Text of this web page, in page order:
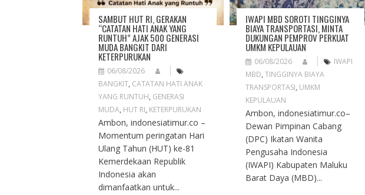
O
N
SAMBUT HUT RI, GERAKAN
“CATATAN HATI ANAK YANG
RUNTUH” AJAK 500 GENERASI
MUDA BANGKIT DARI
KETERPURUKAN
06/08/2026
BANGKIT, CATATAN HATI ANAK
YANG RUNTUH, GENERASI
MUDA, HUT RI, KETERPURUKAN
Ambon, indonesiatimur.co –
Momentum peringatan Hari
Ulang Tahun (HUT) ke-81
Kemerdekaan Republik
Indonesia akan
dimanfaatkan untuk...
IWAPI MBD SOROTI TINGGINYA
BIAYA TRANSPORTASI, MINTA
DUKUNGAN PEMPROV PERKUAT
UMKM KEPULAUAN
06/08/2026
IWAPI
MBD,TINGGINYA BIAYA
TRANSPORTASI, UMKM
KEPULAUAN
Ambon, indonesiatimur.co–
Dewan Pimpinan Cabang
(DPC) Ikatan Wanita
Pengusaha Indonesia
(IWAPI) Kabupaten Maluku
Barat Daya (MBD)...